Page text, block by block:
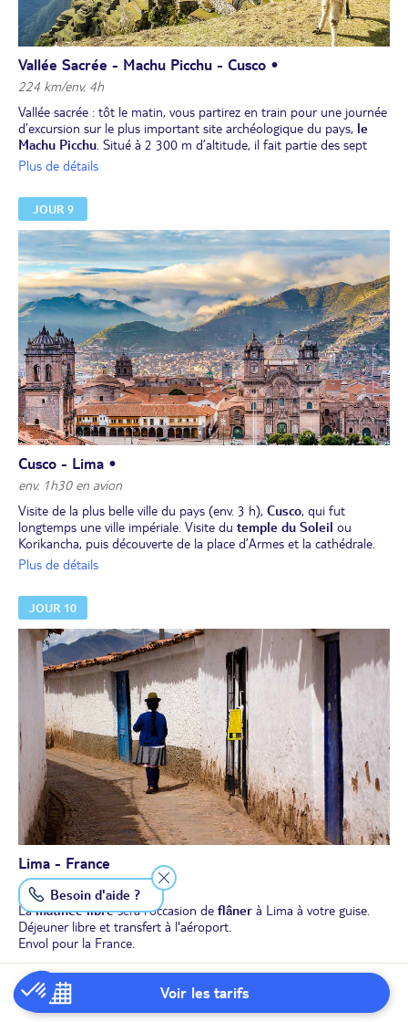
Voir les tarifs
Vallée Sacrée - Machu Picchu - Cusco •
224 km/env. 4h
Vallée sacrée : tôt le matin, vous partirez en train pour une journée
d’excursion sur le plus important site archéologique du pays, le
Machu Picchu. Situé à 2 300 m d’altitude, il fait partie des sept
merveilles du monde moderne.
compagnie d'un guide expert du site archéologique. Ce site fut
redécouvert en 1911 par l’historien américain Hiram Bingham. Cité
perdue entourée de nombreux mystères, le Machu Picchu est un
hymne à la beauté.
Déjeuner au village d’Aguas Calientes. Retour en train à
Ollantaytambo. Transfert à Cusco.
Dîner et nuit à l’hôtel.
Plus de détails
JOUR 9
Cusco - Lima •
env. 1h30 en avion
Visite de la plus belle ville du pays (env. 3 h), Cusco, qui fut
longtemps une ville impériale. Visite du temple du Soleil ou
Korikancha, puis découverte de la place d’Armes et la cathédrale.
Arrêt aumirador San Cristobal
Tambomachay, Kenko et Puca Pucara
Déjeuner à l’hôtel.
Temps libre jusqu’à votre transfert vers l’aéroport pour prendre
votre vol pour Lima.
Arrivée à Lima et transfert à l’hôtel.
Dîner et nuit à l’hôtel.
Plus de détails
JOUR 10
Lima - France
Lamatinée libresera l'occasion de flâner à Lima à votre guise.
Déjeuner libre et transfert à l'aéroport.
Envol pour la France.
JOUR 11
Besoin d'aide ?